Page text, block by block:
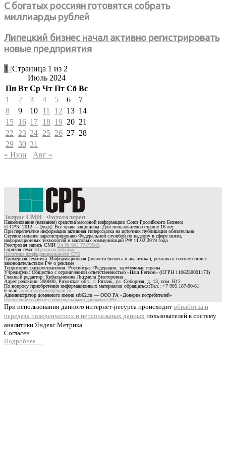
С богатых россиян готовятся собрать
миллиарды рублей
Липецкий бизнес начал активно регистрировать
новые предприятия
1 2Страница 1 из 2
Июль 2024
Пн Вт Ср Чт Пт Сб Вс
1
2 3 4 5 6
7
8
9 10 11 12 13 14
15 16 17 18 19 20 21
22
23 24 25 26 27 28
29 30 31
« Июн
Авг »
Запрос СМИ Фотогалерея
Наименование (название) средства массовой информации: Союз Российского Бизнеса
© СРБ, 2012 — [year]. Все права защищены. Для пользователей старше 16 лет.
При перепечатке информации активная гиперссылка на источник публикации обязательна
Сетевое издание зарегистрировано Федеральной службой по надзору в сфере связи,
информационных технологий и массовых коммуникаций РФ 11.02.2019 года.
Реестровая запись СМИ Эл № ФС 77-75045
Горячая тема: Мусорная реформа
Политика конфиденциальности СРБ
Примерная тематика: Информационная (новости бизнеса и аналитика), реклама в соответствии с
законодательством РФ о рекламе
Территория распространения: Российская Федерация, зарубежные страны
Учредитель: Общество с ограниченной ответственностью «Наш Регион» (ОГРН 1106230001173)
Главный редактор: Кибальникова Людмила Викторовна
Адрес редакции: 390000, Рязанская обл., г. Рязань, ул. Соборная, д. 13, пом. Н12
По вопросу приобретения информационных материалов обращаться:Тел.: +7 905 187-90-61
E-mail:opora-torgsovet@mail.ru
Администратор доменного имени srb62.ru — ООО РА «Доверие потребителей»
Положение о работе с персональными данными СРБ
При использовании данного интернет-ресурса происходит обработка и
передача поведенческих и персональных данных пользователей в систему
аналитики Яндекс.Метрика
Согласен
Подробнее…